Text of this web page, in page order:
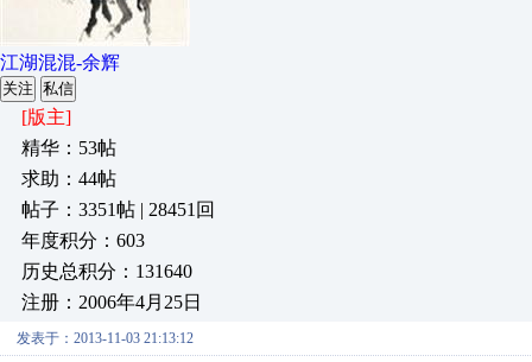
江湖混混-余辉
关注 私信
[版主]
精华：53帖
求助：44帖
帖子：3351帖 | 28451回
年度积分：603
历史总积分：131640
注册：2006年4月25日
发表于：2013-11-03 21:13:12